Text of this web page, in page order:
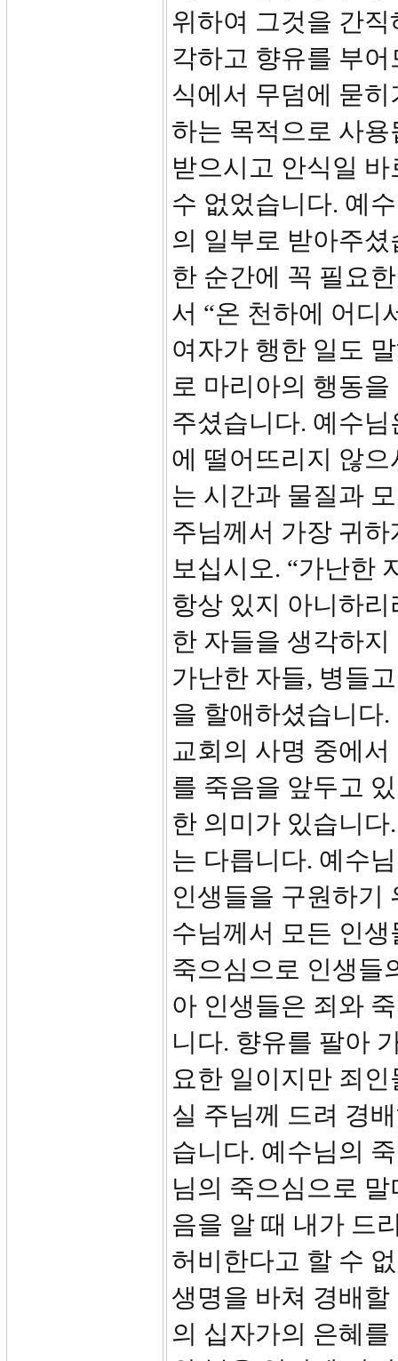
위하여 그것을 간
각하고 향유를 부
식에서 무덤에 묻
하는 목적으로 사
받으시고 안식일
수 없었습니다. 예
의 일부로 받아주
한 순간에 꼭 필요
서 “온 천하에 어디
여자가 행한 일도
로 마리아의 행동
주셨습니다. 예수
에 떨어뜨리지 않
는 시간과 물질과
주님께서 가장 귀
보십시오. “가난한
항상 있지 아니하
한 자들을 생각하
가난한 자들, 병들
을 할애하셨습니다
교회의 사명 중에
를 죽음을 앞두고
한 의미가 있습니
는 다릅니다. 예수
인생들을 구원하기
수님께서 모든 인
죽으심으로 인생들
아 인생들은 죄와
니다. 향유를 팔아
요한 일이지만 죄
실 주님께 드려 경
습니다. 예수님의
님의 죽으심으로
음을 알 때 내가 드
허비한다고 할 수
생명을 바쳐 경배
의 십자가의 은혜